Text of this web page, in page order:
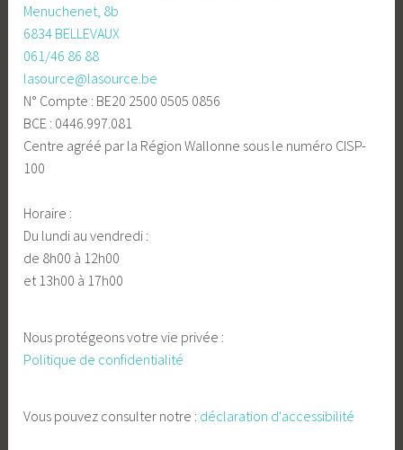
Menuchenet, 8b
6834 BELLEVAUX
061/46 86 88
lasource@lasource.be
N° Compte : BE20 2500 0505 0856
BCE : 0446.997.081
Centre agréé par la Région Wallonne sous le numéro CISP-
100
Horaire :
Du lundi au vendredi :
de 8h00 à 12h00
et 13h00 à 17h00
Nous protégeons votre vie privée :
Politique de confidentialité
Vous pouvez consulter notre : déclaration d'accessibilité